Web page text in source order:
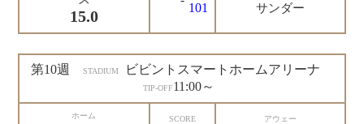
15.0 101
サンダー
第10週 STADIUM ビビントスマートホームアリーナ
TIP-OFF11:00～
ホーム SCORE アウェー